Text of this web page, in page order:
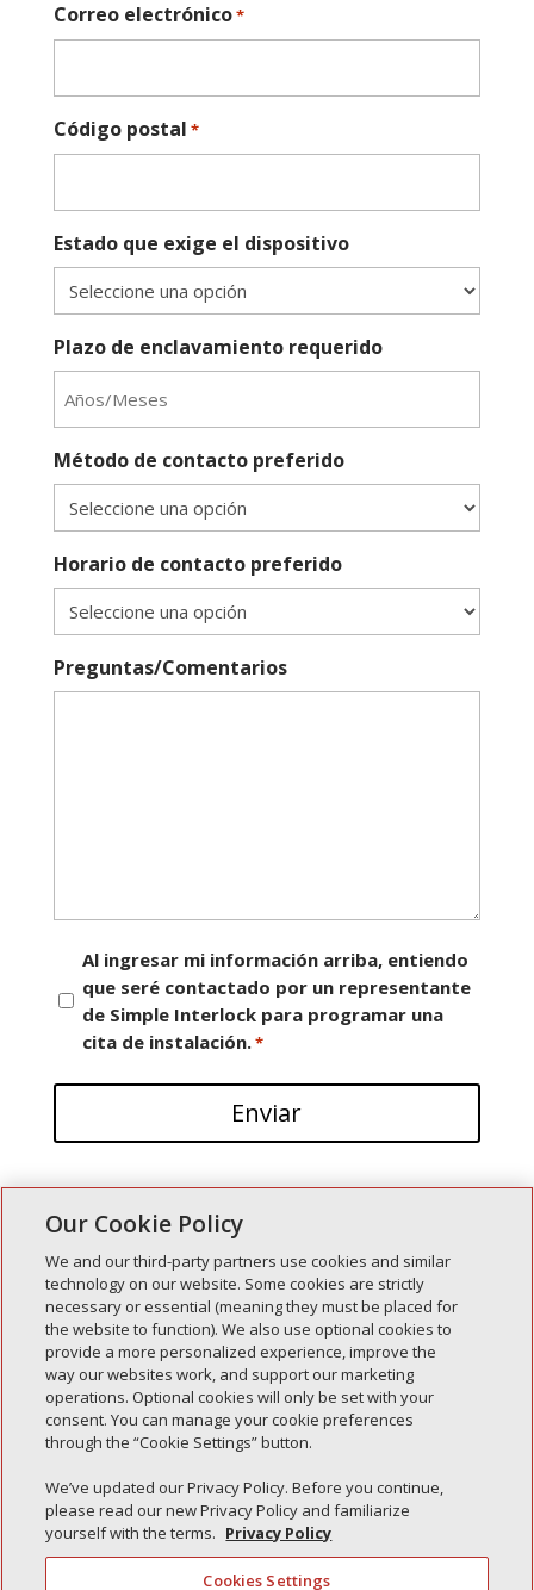
Correo electrónico*
Código postal *
Estado que exige el dispositivo
Plazo de enclavamiento requerido
Método de contacto preferido
Horario de contacto preferido
Preguntas/Comentarios
Consentimiento
Al ingresar mi información arriba, entiendo
que seré contactado por un representante
de Simple Interlock para programar una
cita de instalación.*
Entradas recientes
Simple Interlock de Walla Walla
Enclavamiento simple de Morton
Simple Interlock de Carol Stream
Simple Interlock de Waukegan
Simple Interlock de Texarkana
Our Cookie Policy
We and our third-party partners use cookies and similar
technology on our website. Some cookies are strictly
necessary or essential (meaning they must be placed for
the website to function). We also use optional cookies to
provide a more personalized experience, improve the
way our websites work, and support our marketing
operations. Optional cookies will only be set with your
consent. You can manage your cookie preferences
through the “Cookie Settings” button.
We’ve updated our Privacy Policy. Before you continue,
please read our new Privacy Policy and familiarize
yourself with the terms. Privacy Policy
Cookies Settings